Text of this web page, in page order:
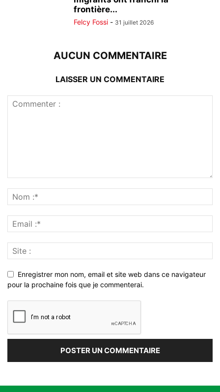
frontière...
Felcy Fossi - 31 juillet 2026
AUCUN COMMENTAIRE
LAISSER UN COMMENTAIRE
Enregistrer mon nom, email et site web dans ce navigateur
pour la prochaine fois que je commenterai.